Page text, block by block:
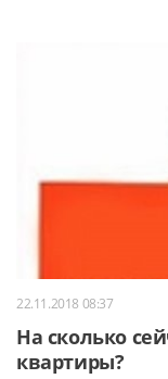
22.11.2018 08:37
На сколько
квартиры?